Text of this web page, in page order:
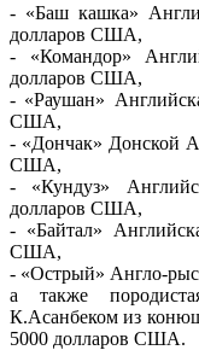
- «Баш кашка»
долларов США,
- «Командор»
долларов США,
- «Раушан»
США,
- «Дончак» Донской
США,
- «Кундуз»
долларов США,
- «Байтал»
США,
- «Острый» Англо-
а также
К.Асанбеком из
5000 долларов США.